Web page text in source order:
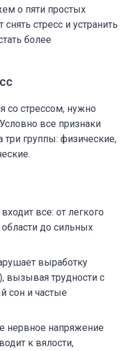
о пяти простых
стресс и устранить
более
со стрессом, нужно
все признаки
три группы: физические,
все: от легкого
до сильных
выработку
вызывая трудности с
сон и частые
нервное напряжение
к вялости,